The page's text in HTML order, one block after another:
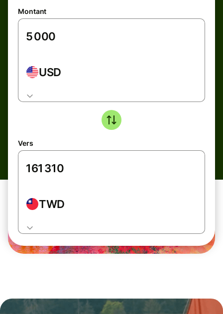
Montant
USD
Vers
TWD